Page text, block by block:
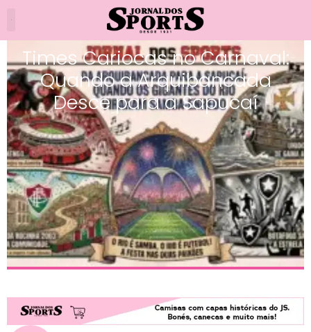
Times Cariocas no Carnaval:
Quando a Arquibancada
Desce para a Sapucaí